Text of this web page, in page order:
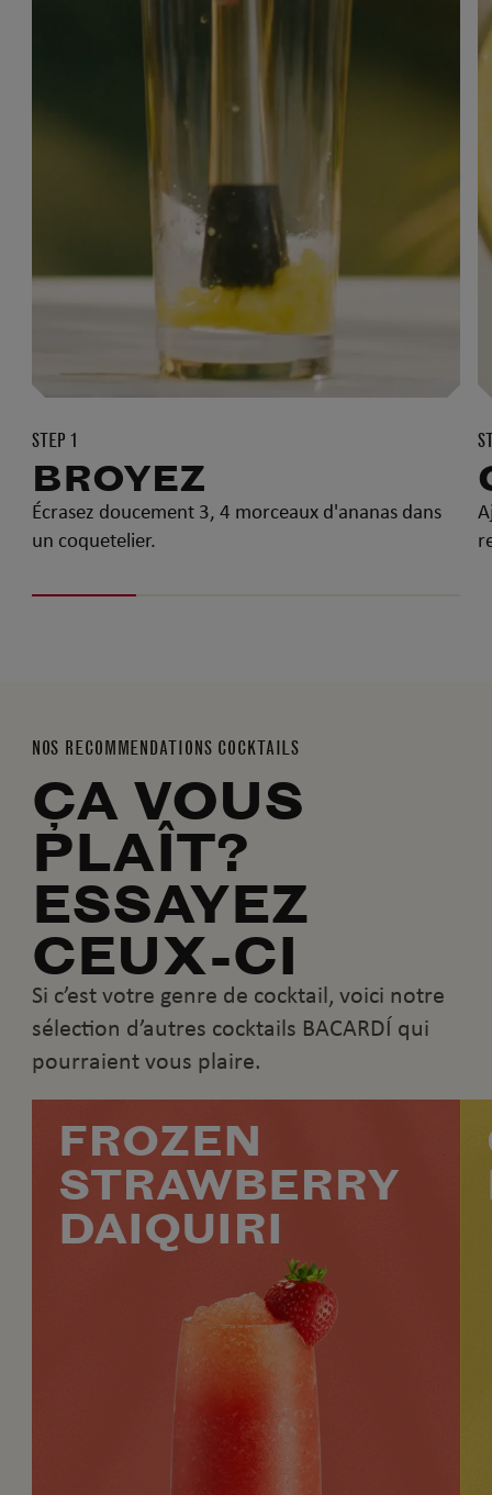
STEP 1
BROYEZ
Écrasez doucement 3, 4 morceaux d'ananas dans
un coquetelier.
NOS RECOMMENDATIONS COCKTAILS
ÇA VOUS
PLAÎT?
ESSAYEZ
CEUX-CI
Si c’est votre genre de cocktail, voici notre
sélection d’autres cocktails BACARDÍ qui
pourraient vous plaire.
FROZEN
STRAWBERRY
DAIQUIRI